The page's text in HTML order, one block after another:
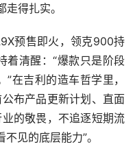
得扎实。
预售即火，领克900持
着清醒：“爆款只是阶段
在吉利的造车哲学里，
布产品更新计划、直面
的敬畏，不追逐短期流
见的底层能力”。